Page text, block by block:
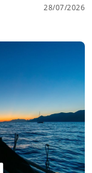
28/07/2026